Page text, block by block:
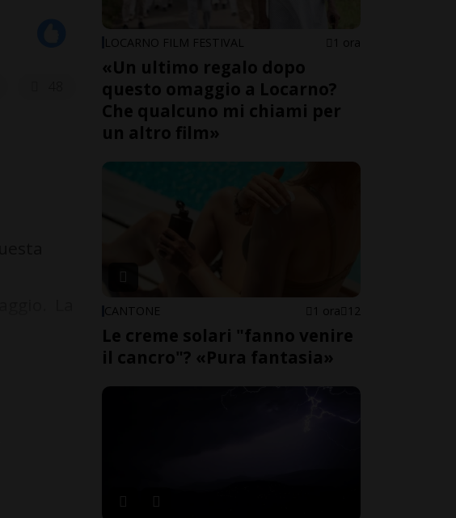
LOCARNO FILM FESTIVAL 1 ora
«Un ultimo regalo dopo
questo omaggio a Locarno?
Che qualcuno mi chiami per
un altro film»
CANTONE 1 ora 12
Le creme solari "fanno venire
il cancro"? «Pura fantasia»